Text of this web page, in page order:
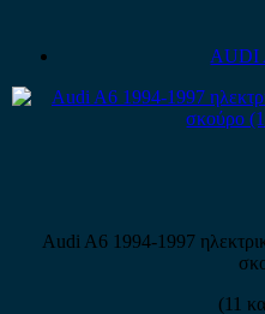
AUDI
Audi A6 1994-1997
(11